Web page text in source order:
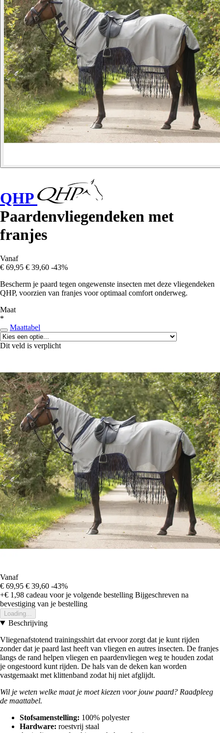
QHP
Paardenvliegendeken met
franjes
Vanaf
€ 69,95 € 39,60 -43%
Bescherm je paard tegen ongewenste insecten met deze vliegendeken
QHP, voorzien van franjes voor optimaal comfort onderweg.
Maat
*
Maattabel
Dit veld is verplicht
Vanaf
€ 69,95 € 39,60 -43%
+€ 1,98 cadeau voor je volgende bestelling Bijgeschreven na
bevestiging van je bestelling
Loading...
Beschrijving
Vliegenafstotend trainingsshirt dat ervoor zorgt dat je kunt rijden
zonder dat je paard last heeft van vliegen en autres insecten. De franjes
langs de rand helpen vliegen en paardenvliegen weg te houden zodat
je ongestoord kunt rijden. De hals van de deken kan worden
vastgemaakt met klittenband zodat hij niet afglijdt.
Wil je weten welke maat je moet kiezen voor jouw paard? Raadpleeg
de maattabel.
Stofsamenstelling: 100% polyester
Hardware: roestvrij staal